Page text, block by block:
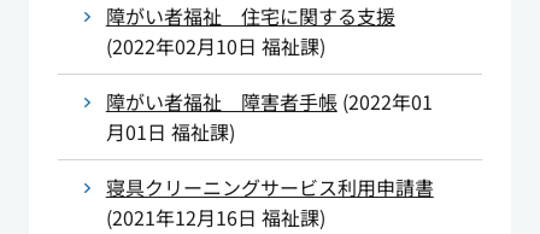
障がい者福祉 住宅に関する支援
(2022年02月10日 福祉課)
障がい者福祉 障害者手帳(2022年01
月01日 福祉課)
寝具クリーニングサービス利用申請書
(2021年12月16日 福祉課)